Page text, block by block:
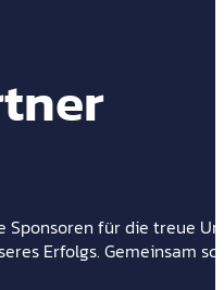
Sponsoren für die treue
Erfolgs. Gemeinsam